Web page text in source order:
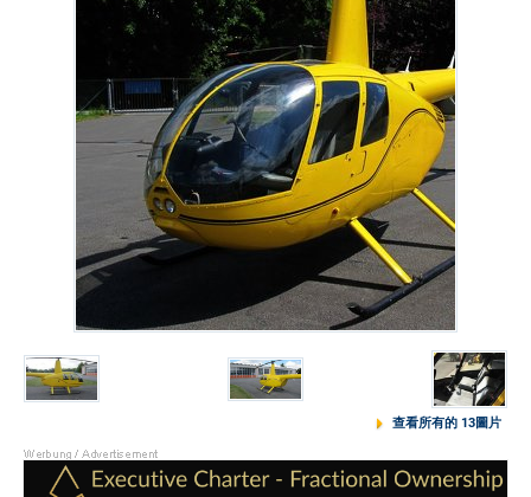
查看所有的 13圖片